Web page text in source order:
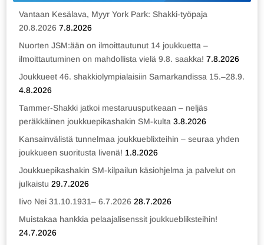
Vantaan Kesälava, Myyr York Park: Shakki-työpaja
20.8.2026 7.8.2026
Nuorten JSM:ään on ilmoittautunut 14 joukkuetta –
ilmoittautuminen on mahdollista vielä 9.8. saakka! 7.8.2026
Joukkueet 46. shakkiolympialaisiin Samarkandissa 15.–28.9.
4.8.2026
Tammer-Shakki jatkoi mestaruusputkeaan – neljäs
peräkkäinen joukkuepikashakin SM-kulta 3.8.2026
Kansainvälistä tunnelmaa joukkueblixteihin – seuraa yhden
joukkueen suoritusta livenä! 1.8.2026
Joukkuepikashakin SM-kilpailun käsiohjelma ja palvelut on
julkaistu 29.7.2026
Iivo Nei 31.10.1931– 6.7.2026 28.7.2026
Muistakaa hankkia pelaajalisenssit joukkuebliksteihin!
24.7.2026